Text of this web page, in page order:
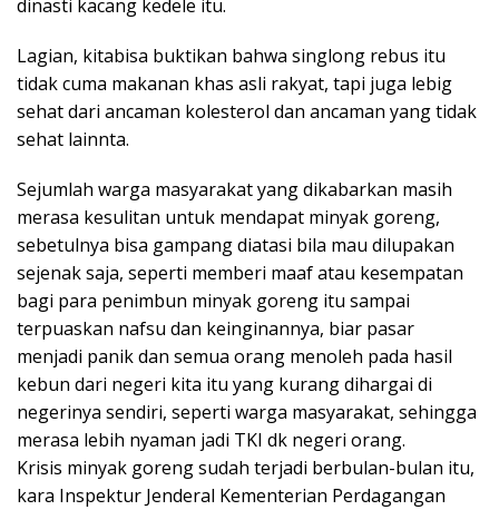
dinasti kacang kedele itu.
Lagian, kitabisa buktikan bahwa singlong rebus itu
tidak cuma makanan khas asli rakyat, tapi juga lebig
sehat dari ancaman kolesterol dan ancaman yang tidak
sehat lainnta.
Sejumlah warga masyarakat yang dikabarkan masih
merasa kesulitan untuk mendapat minyak goreng,
sebetulnya bisa gampang diatasi bila mau dilupakan
sejenak saja, seperti memberi maaf atau kesempatan
bagi para penimbun minyak goreng itu sampai
terpuaskan nafsu dan keinginannya, biar pasar
menjadi panik dan semua orang menoleh pada hasil
kebun dari negeri kita itu yang kurang dihargai di
negerinya sendiri, seperti warga masyarakat, sehingga
merasa lebih nyaman jadi TKI dk negeri orang.
Krisis minyak goreng sudah terjadi berbulan-bulan itu,
kara Inspektur Jenderal Kementerian Perdagangan